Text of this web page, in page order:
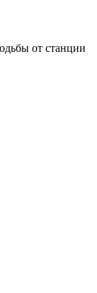
от станции